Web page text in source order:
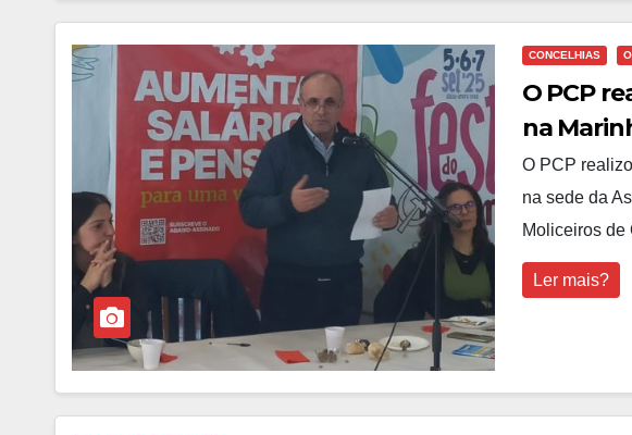
CONCELHIAS
O PCP
na
O PCP
na sede da
Moliceiros
Ler mais?